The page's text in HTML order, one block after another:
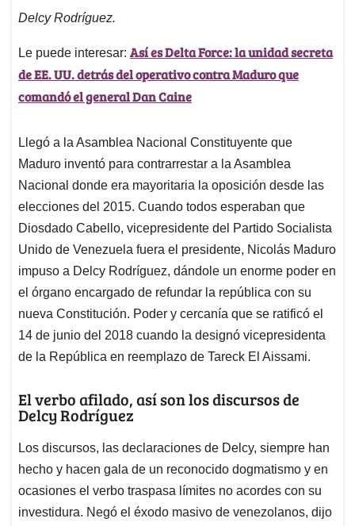
Delcy Rodríguez.
Le puede interesar: Así es Delta Force: la unidad secreta
de EE. UU. detrás del operativo contra Maduro que
comandó el general Dan Caine
Llegó a la Asamblea Nacional Constituyente que
Maduro inventó para contrarrestar a la Asamblea
Nacional donde era mayoritaria la oposición desde las
elecciones del 2015. Cuando todos esperaban que
Diosdado Cabello, vicepresidente del Partido Socialista
Unido de Venezuela fuera el presidente, Nicolás Maduro
impuso a Delcy Rodríguez, dándole un enorme poder en
el órgano encargado de refundar la república con su
nueva Constitución. Poder y cercanía que se ratificó el
14 de junio del 2018 cuando la designó vicepresidenta
de la República en reemplazo de Tareck El Aissami.
El verbo afilado, así son los discursos de
Delcy Rodríguez
Los discursos, las declaraciones de Delcy, siempre han
hecho y hacen gala de un reconocido dogmatismo y en
ocasiones el verbo traspasa límites no acordes con su
investidura. Negó el éxodo masivo de venezolanos, dijo